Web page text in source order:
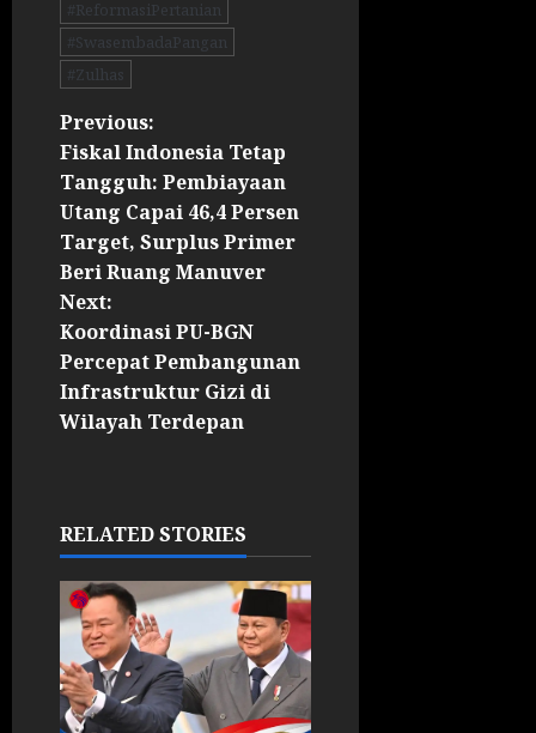
#ReformasiPertanian
#SwasembadaPangan
#Zulhas
Previous:
Fiskal Indonesia Tetap
Tangguh: Pembiayaan
Utang Capai 46,4 Persen
Target, Surplus Primer
Beri Ruang Manuver
Next:
Koordinasi PU-BGN
Percepat Pembangunan
Infrastruktur Gizi di
Wilayah Terdepan
RELATED STORIES